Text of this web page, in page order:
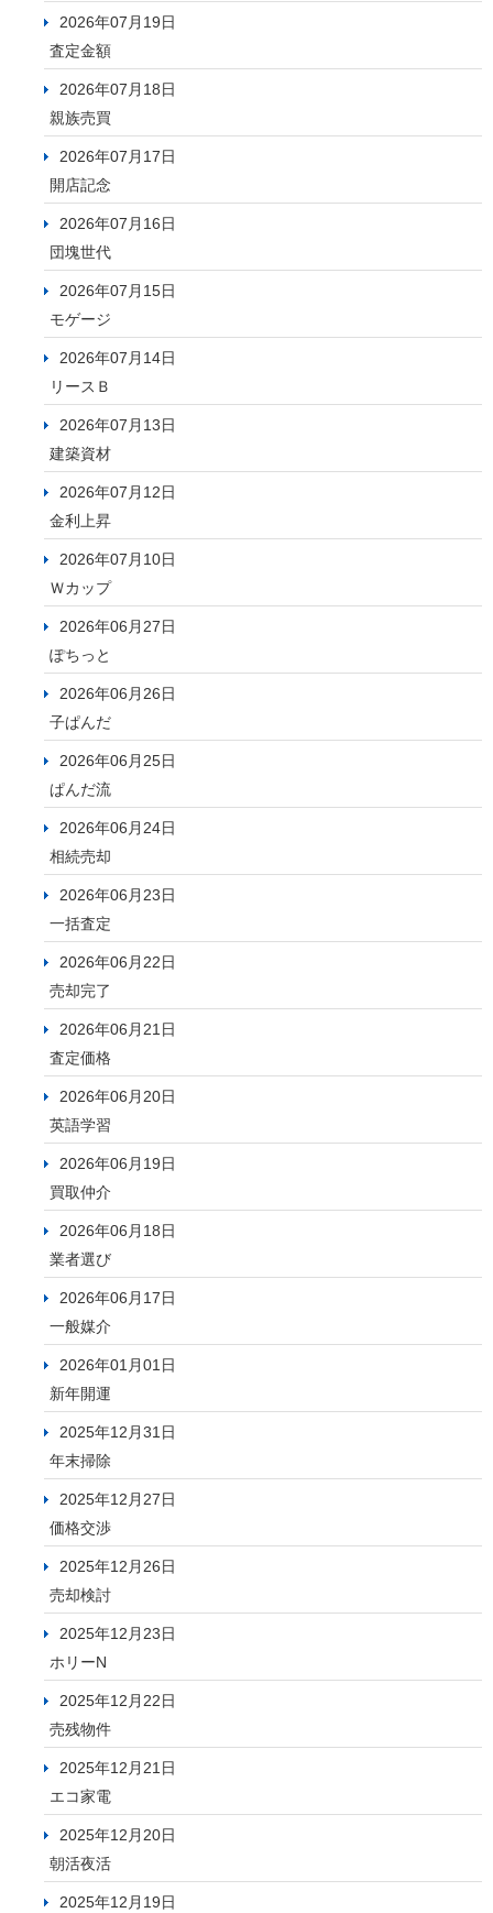
2026年07月19日
査定金額
2026年07月18日
親族売買
2026年07月17日
開店記念
2026年07月16日
団塊世代
2026年07月15日
モゲージ
2026年07月14日
リースＢ
2026年07月13日
建築資材
2026年07月12日
金利上昇
2026年07月10日
Ｗカップ
2026年06月27日
ぽちっと
2026年06月26日
子ぱんだ
2026年06月25日
ぱんだ流
2026年06月24日
相続売却
2026年06月23日
一括査定
2026年06月22日
売却完了
2026年06月21日
査定価格
2026年06月20日
英語学習
2026年06月19日
買取仲介
2026年06月18日
業者選び
2026年06月17日
一般媒介
2026年01月01日
新年開運
2025年12月31日
年末掃除
2025年12月27日
価格交渉
2025年12月26日
売却検討
2025年12月23日
ホリーN
2025年12月22日
売残物件
2025年12月21日
エコ家電
2025年12月20日
朝活夜活
2025年12月19日